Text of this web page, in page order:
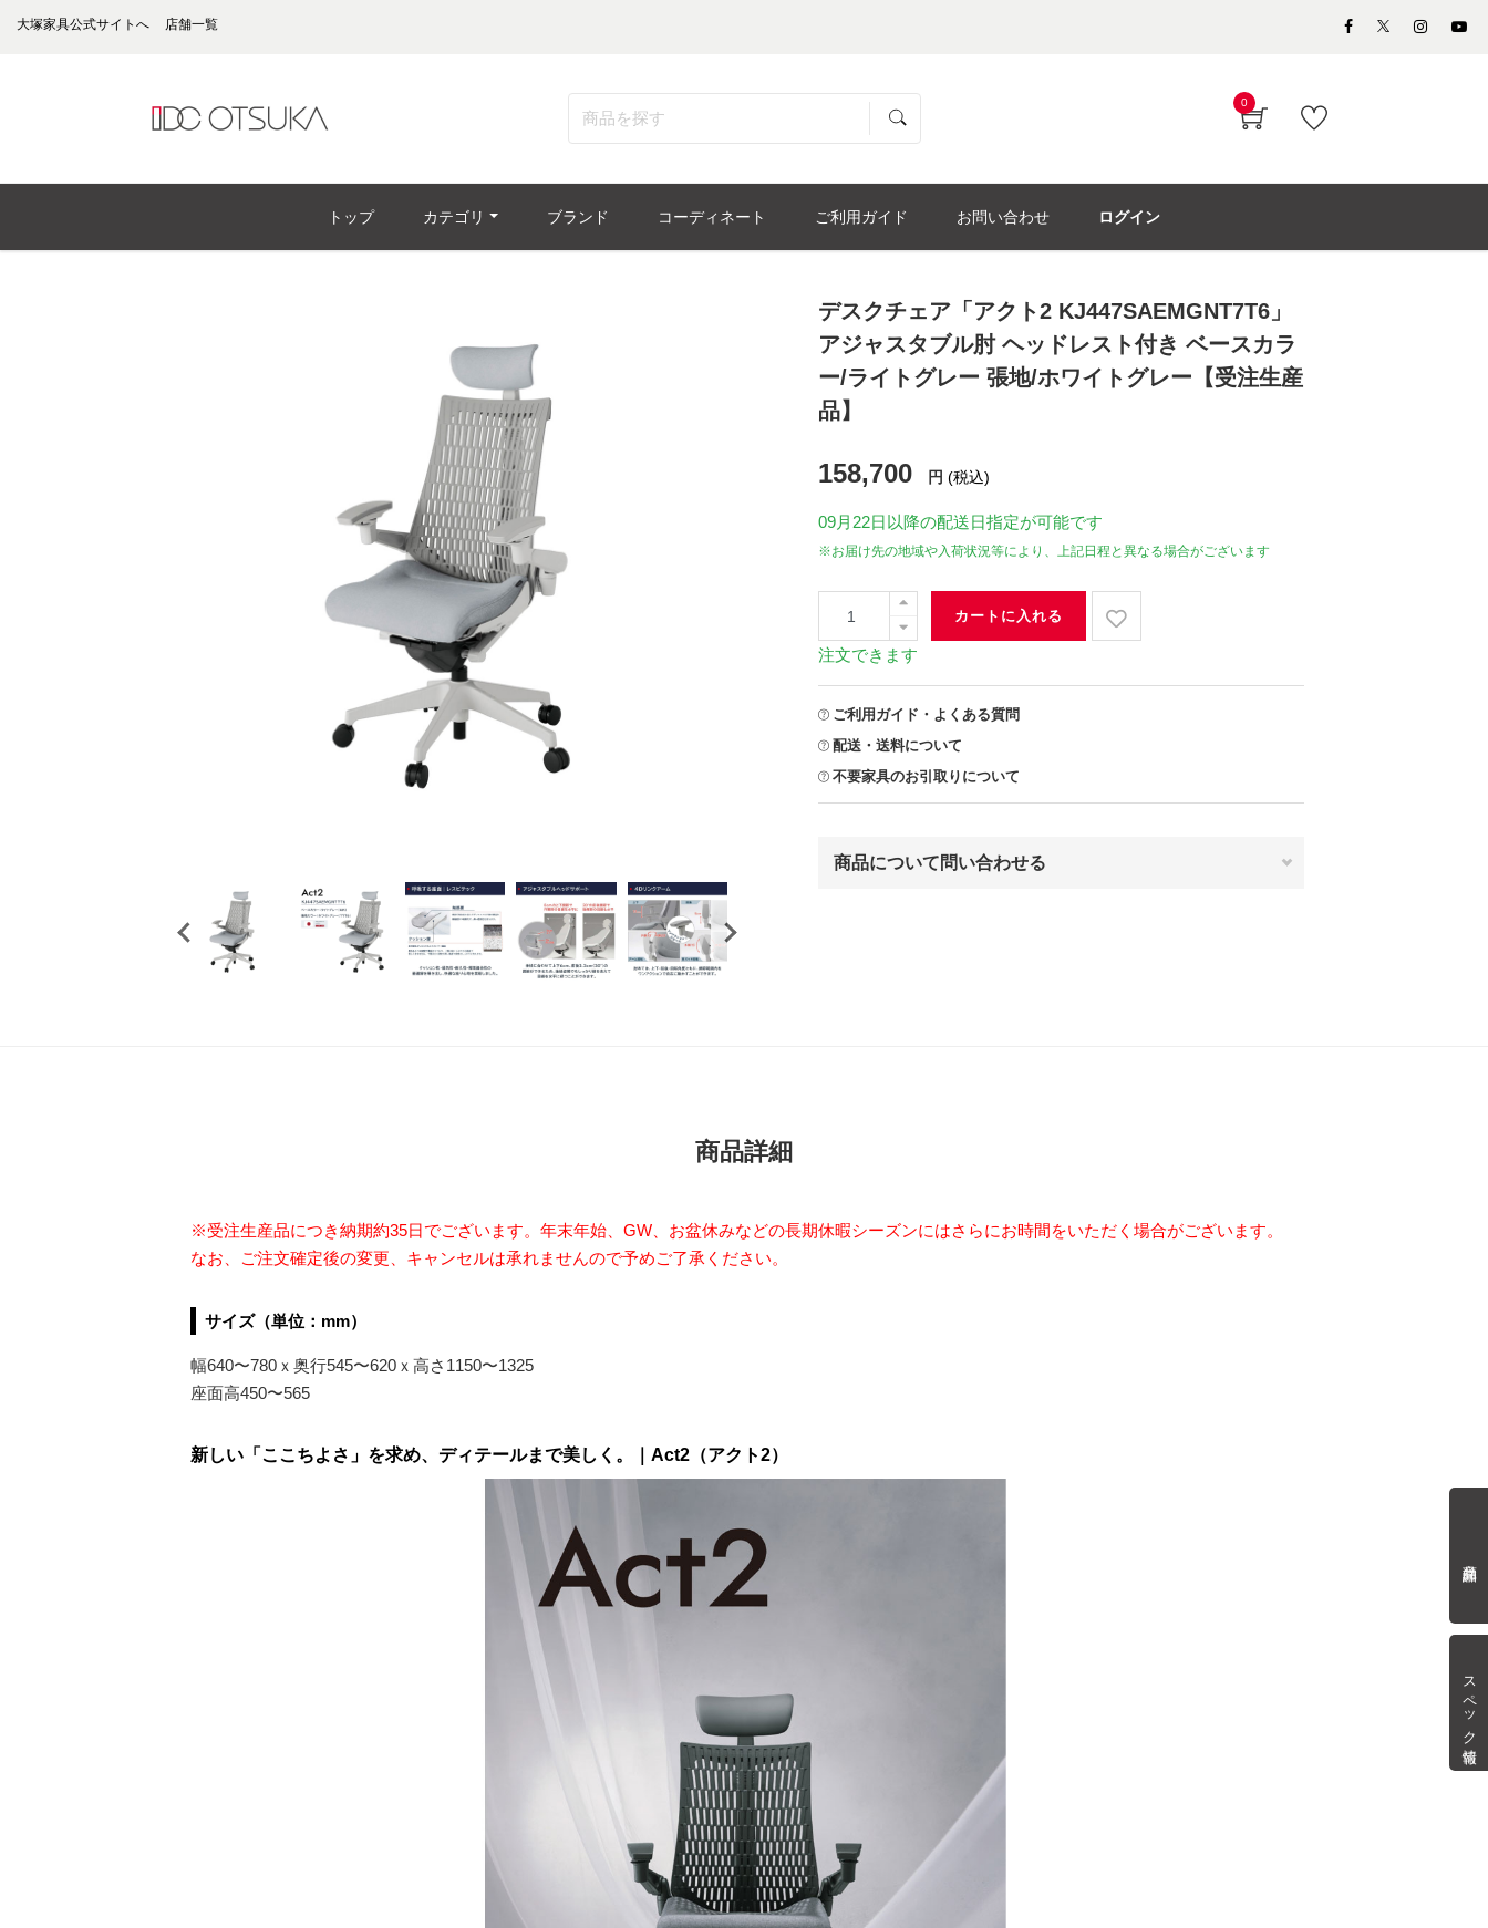
スペック情報
大塚家具公式サイトへ 店舗一覧
0
トップ カテゴリ ブランド コーディネート ご利用ガイド お問い合わせ ログイン
デスクチェア「アクト2 KJ447SAEMGNT7T6」
アジャスタブル肘 ヘッドレスト付き ベースカラ
ー/ライトグレー 張地/ホワイトグレー【受注生産
品】
158,700 円 (税込)
09月22日 以降の配送日指定が可能です
※お届け先の地域や入荷状況等により、上記日程と異なる場合がございます
カートに入れる
注文できます
ご利用ガイド・よくある質問
配送・送料について
不要家具のお引取りについて
商品について問い合わせる
商品詳細
※受注生産品につき納期約35日でございます。年末年始、GW、お盆休みなどの長期休暇シーズンにはさらにお時間をいただく場合がございます。
なお、ご注文確定後の変更、キャンセルは承れませんので予めご了承ください。
サイズ（単位：mm）
幅640〜780ｘ奥行545〜620ｘ高さ1150〜1325
座面高450〜565
新しい「ここちよさ」を求め、ディテールまで美しく。｜Act2（アクト2）